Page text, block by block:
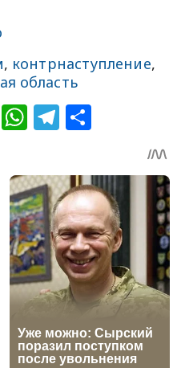
, контрнаступление,
область
ViberWhatsApp
Telegram